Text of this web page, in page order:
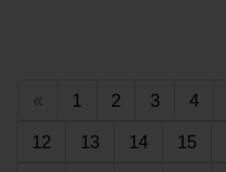
« 1 (current)
2 (current)
3(current)
4
12 (current)
13(current)
14(current)
15